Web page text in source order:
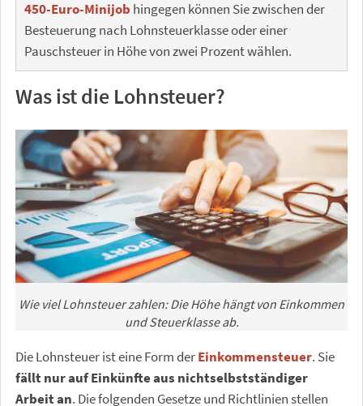
450-Euro-Minijob hingegen können Sie zwischen der
Besteuerung nach Lohnsteuerklasse oder einer
Pauschsteuer in Höhe von zwei Prozent wählen.
Was ist die Lohnsteuer?
Wie viel Lohnsteuer zahlen: Die Höhe hängt von Einkommen
und Steuerklasse ab.
Die Lohnsteuer ist eine Form derEinkommensteuer. Sie
fällt nur auf Einkünfte aus nichtselbstständiger
Arbeit an. Die folgenden Gesetze und Richtlinien stellen